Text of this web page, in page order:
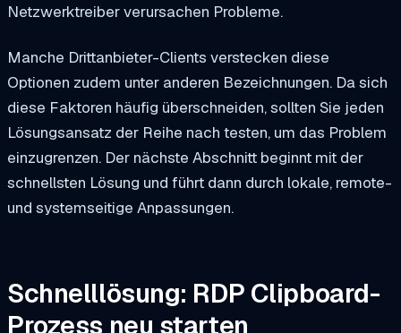
Netzwerktreiber verursachen Probleme.
Manche Drittanbieter-Clients verstecken diese
Optionen zudem unter anderen Bezeichnungen. Da sich
diese Faktoren häufig überschneiden, sollten Sie jeden
Lösungsansatz der Reihe nach testen, um das Problem
einzugrenzen. Der nächste Abschnitt beginnt mit der
schnellsten Lösung und führt dann durch lokale, remote-
und systemseitige Anpassungen.
Schnelllösung: RDP Clipboard-
Prozess neu starten